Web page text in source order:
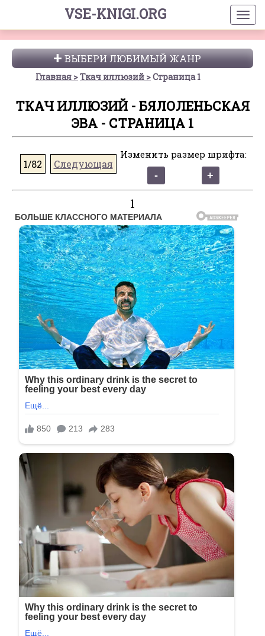
VSE-KNIGI.ORG
ВЫБЕРИ ЛЮБИМЫЙ ЖАНР
Главная Ткач иллюзий Страница 1
ТКАЧ ИЛЛЮЗИЙ - БЯЛОЛЕНЬСКАЯ
ЭВА - СТРАНИЦА 1
1/82 Следующая
Изменить размер шрифта:
1